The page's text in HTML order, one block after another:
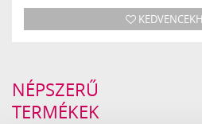
NÉPSZERŰ
TERMÉKEK